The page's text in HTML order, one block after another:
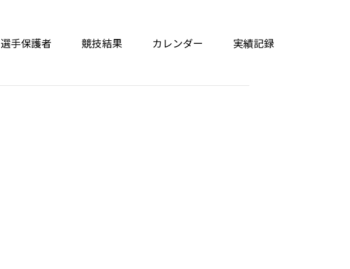
選手保護者 競技結果 カレンダー 実績記録